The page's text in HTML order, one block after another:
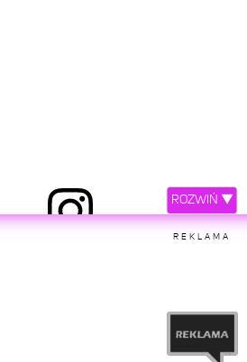
ROZWIŃ ▼
REKLAMA